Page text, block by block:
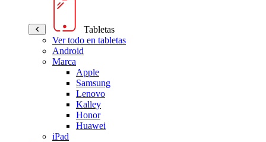
Tabletas
Ver todo en tabletas
Android
Marca
Apple
Samsung
Lenovo
Kalley
Honor
Huawei
iPad